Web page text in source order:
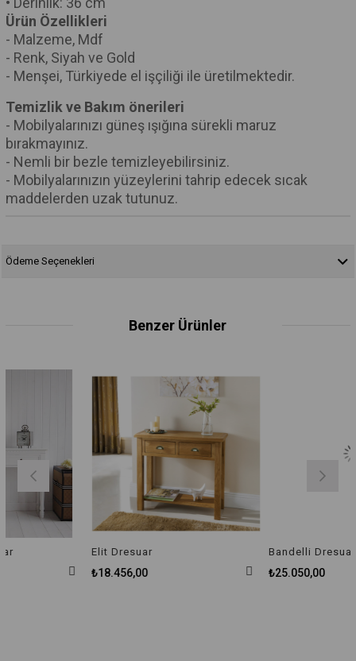
Ürün Özellikleri
- Malzeme, Mdf
- Renk, Siyah ve Gold
- Menşei, Türkiyede el işçiliği ile üretilmektedir.
Temizlik ve Bakım önerileri
- Mobilyalarınızı güneş ışığına sürekli maruz
bırakmayınız.
- Nemli bir bezle temizleyebilirsiniz.
- Mobilyalarınızın yüzeylerini tahrip edecek sıcak
maddelerden uzak tutunuz.
Ödeme Seçenekleri
Benzer Ürünler
Elit Dresuar
₺18.456,00
Bandelli Dresuar
₺25.050,00